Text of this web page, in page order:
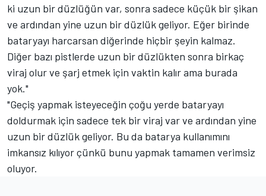
ki uzun bir düzlüğün var, sonra sadece küçük bir şikan
ve ardından yine uzun bir düzlük geliyor. Eğer birinde
bataryayı harcarsan diğerinde hiçbir şeyin kalmaz.
Diğer bazı pistlerde uzun bir düzlükten sonra birkaç
viraj olur ve şarj etmek için vaktin kalır ama burada
yok."
"Geçiş yapmak isteyeceğin çoğu yerde bataryayı
doldurmak için sadece tek bir viraj var ve ardından yine
uzun bir düzlük geliyor. Bu da batarya kullanımını
imkansız kılıyor çünkü bunu yapmak tamamen verimsiz
oluyor.